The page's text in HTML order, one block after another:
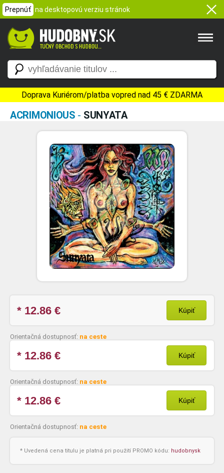
Prepnúť na desktopovú verziu stránok
Doprava Kuriérom/platba vopred nad 45 € ZDARMA
ACRIMONIOUS - SUNYATA
* 12.86 € Kúpiť
Orientačná dostupnosť: na ceste
* 12.86 € Kúpiť
Orientačná dostupnosť: na ceste
* 12.86 € Kúpiť
Orientačná dostupnosť: na ceste
* Uvedená cena titulu je platná pri použití PROMO kódu: hudobnysk